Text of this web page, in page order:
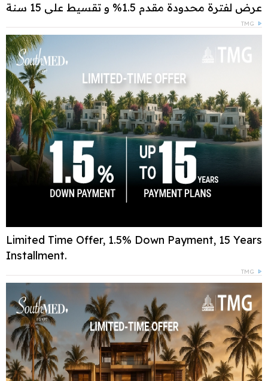
عرض لفترة محدودة مقدم 1.5% و تقسيط علي 15 سنة
TMG
Limited Time Offer, 1.5% Down Payment, 15 Years
Installment.
TMG